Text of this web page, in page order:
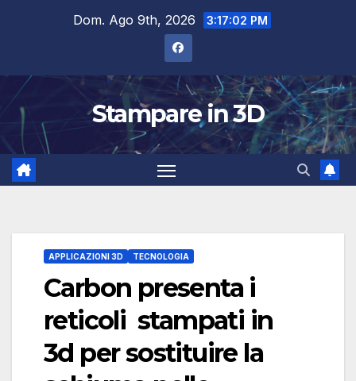
Dom. Ago 9th, 2026 3:17:03 PM
Stampare in 3D
APPLICAZIONI 3D TECNOLOGIA
Carbon presenta i
reticoli stampati in
3d per sostituire la